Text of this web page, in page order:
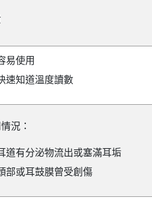
易使用
速知道溫度讀數
況：
道有分泌物流出或塞滿耳垢
部或耳鼓膜曾受創傷